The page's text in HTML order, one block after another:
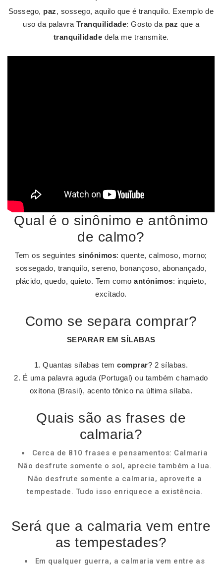
Sossego, paz, sossego, aquilo que é tranquilo. Exemplo de
uso da palavra Tranquilidade: Gosto da paz que a
tranquilidade dela me transmite.
Qual é o sinônimo e antônimo
de calmo?
Tem os seguintes sinónimos: quente, calmoso, morno;
sossegado, tranquilo, sereno, bonançoso, abonançado,
plácido, quedo, quieto. Tem comoantónimos: inquieto,
excitado.
Como se separa comprar?
SEPARAR EM SÍLABAS
Quantas sílabas tem comprar? 2 sílabas.
É uma palavra aguda (Portugal) ou também chamado
oxítona (Brasil), acento tônico na última sílaba.
Quais são as frases de
calmaria?
Cerca de 810 frases e pensamentos: Calmaria
Não desfrute somente o sol, aprecie também a lua.
Não desfrute somente a calmaria, aproveite a
tempestade. Tudo isso enriquece a existência.
Será que a calmaria vem entre
as tempestades?
Em qualquer guerra, a calmaria vem entre as